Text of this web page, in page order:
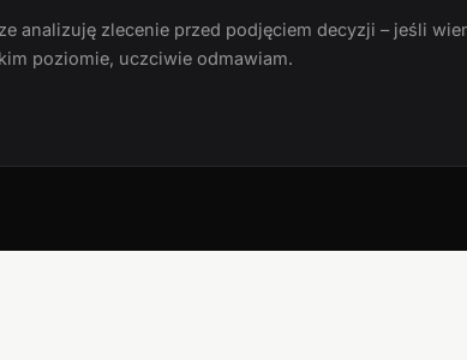
analizuję zlecenie przed podjęciem decyzji – jeśli
poziomie, uczciwie odmawiam.